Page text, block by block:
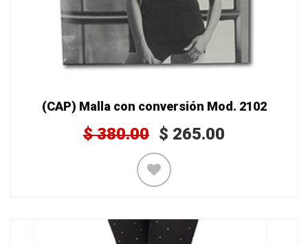
(CAP) Malla con conversión Mod. 2102
$380.00 $ 265.00